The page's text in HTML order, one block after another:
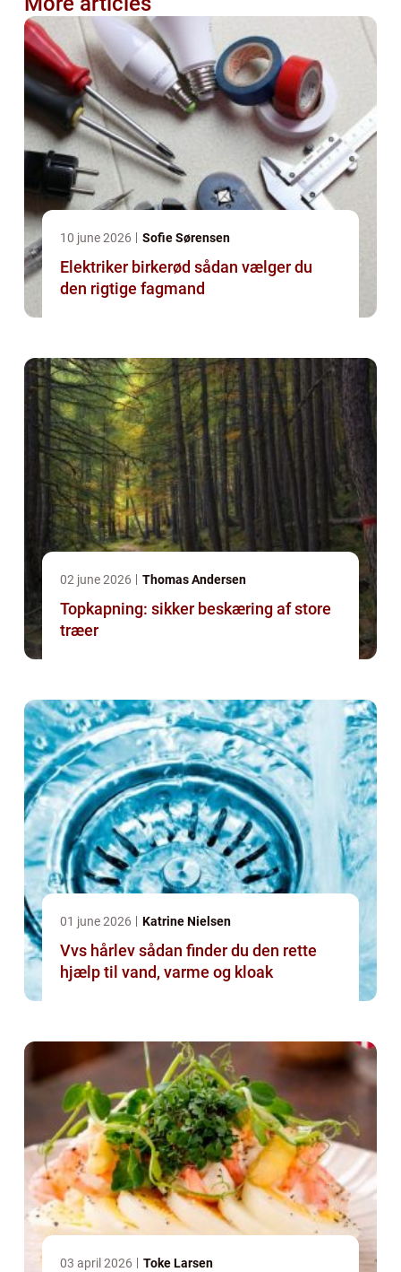
10 june 2026 Sofie Sørensen
Elektriker birkerød sådan vælger du
den rigtige fagmand
02 june 2026 Thomas Andersen
Topkapning: sikker beskæring af store
træer
01 june 2026 Katrine Nielsen
Vvs hårlev sådan finder du den rette
hjælp til vand, varme og kloak
03 april 2026 Toke Larsen